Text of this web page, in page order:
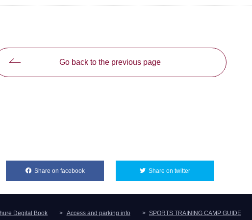
Go back to the previous page
Share on facebook別ウィンドウで開きますShare on twitter別ウィンドウで開きます
Degital Book Access and parking info SPORTS TRAINING CAMP GUIDE